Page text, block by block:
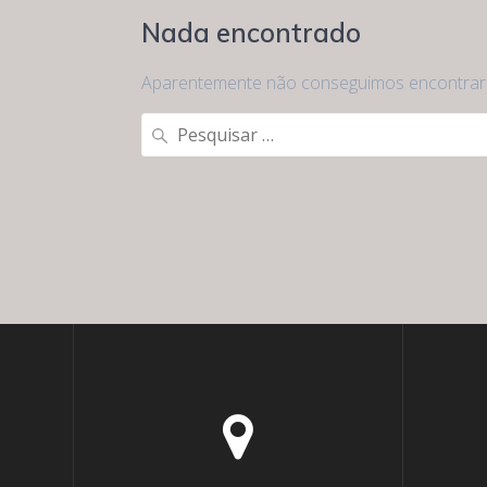
Nada encontrado
Aparentemente não conseguimos
Pesquisar
por: